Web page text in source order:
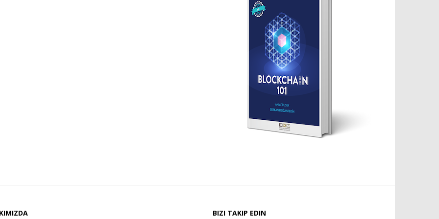
BIZI TAKIP EDIN